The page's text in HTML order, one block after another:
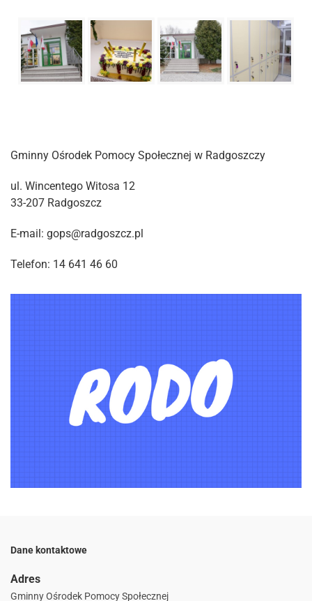
Gminny Ośrodek Pomocy Społecznej w Radgoszczy
ul. Wincentego Witosa 12
33-207 Radgoszcz
E-mail: gops@radgoszcz.pl
Telefon: 14 641 46 60
Dane kontaktowe
Adres
Gminny Ośrodek Pomocy Społecznej